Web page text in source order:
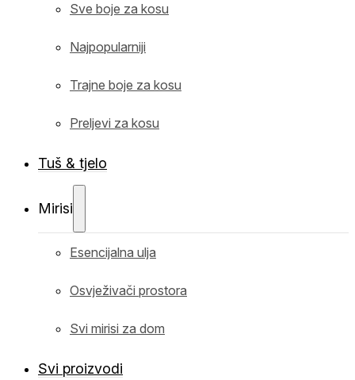
Sve boje za kosu
Najpopularniji
Trajne boje za kosu
Preljevi za kosu
Tuš & tjelo
Mirisi
Esencijalna ulja
Osvježivači prostora
Svi mirisi za dom
Svi proizvodi